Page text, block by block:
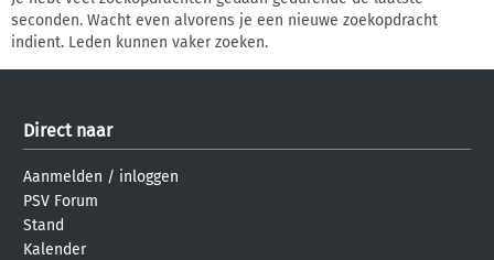
seconden. Wacht even alvorens je een nieuwe zoekopdracht
indient. Leden kunnen vaker zoeken.
Direct naar
Aanmelden / inloggen
PSV Forum
Stand
Kalender